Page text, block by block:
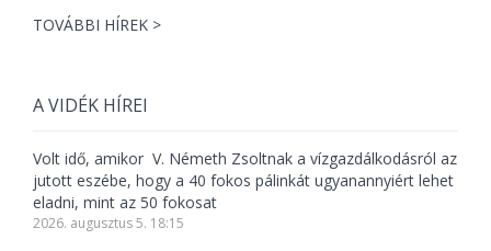
TOVÁBBI HÍREK >
A VIDÉK HÍREI
Volt idő, amikor V. Németh Zsoltnak a vízgazdálkodásról az
jutott eszébe, hogy a 40 fokos pálinkát ugyanannyiért lehet
eladni, mint az 50 fokosat
2026. augusztus 5. 18:15